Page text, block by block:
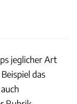
jeglicher Art
das